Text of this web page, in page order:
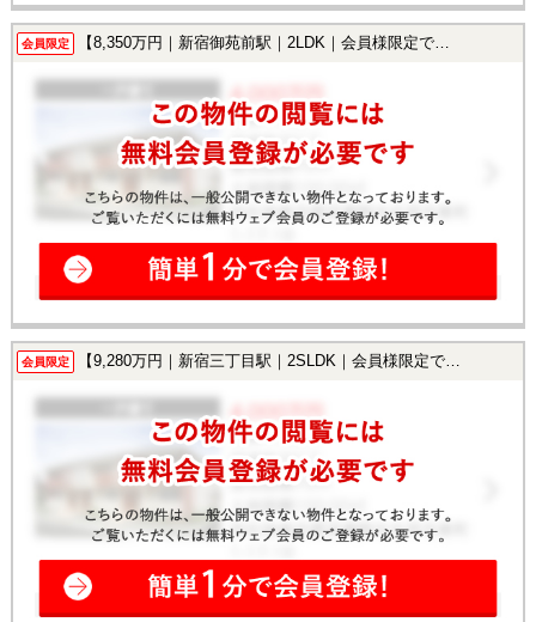
会員限定 【8,350万円｜新宿御苑前駅｜2LDK｜会員様限定で公開中！】
会員限定 【9,280万円｜新宿三丁目駅｜2SLDK｜会員様限定で公開中！】